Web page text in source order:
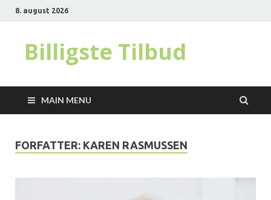
8. august 2026
Billigste Tilbud
MAIN MENU
FORFATTER: KAREN RASMUSSEN